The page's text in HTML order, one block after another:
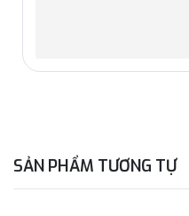
SẢN PHẨM TƯƠNG TỰ